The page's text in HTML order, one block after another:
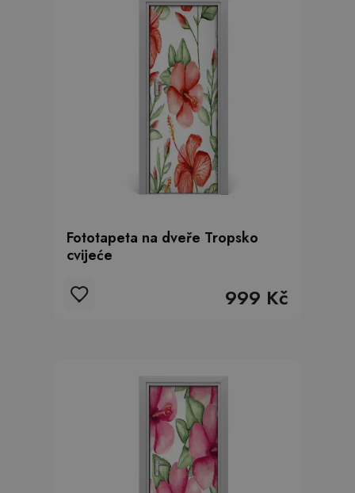
Fototapeta na dveře Tropsko
cvijeće
999 Kč